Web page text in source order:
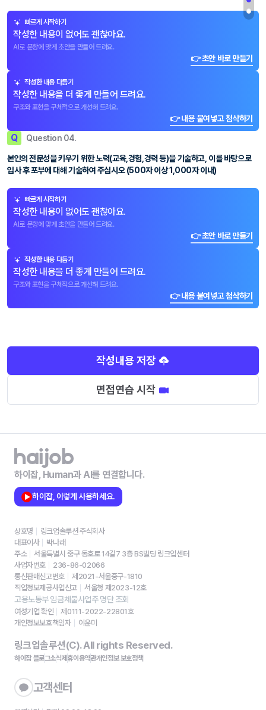
빠르게 시작하기
작성한 내용이 없어도 괜찮아요.
AI로 문항에 맞게 초안을 만들어 드려요.
👉 초안 바로 만들기
작성한 내용 다듬기
작성한 내용을 더 좋게 만들어 드려요.
구조와 표현을 구체적으로 개선해 드려요.
👉 내용 붙여넣고 첨삭하기
Q Question 04.
본인의 전문성을 키우기 위한 노력(교육,경험,경력 등)을 기술하고, 이를 바탕으로
입사 후 포부에 대해 기술하여 주십시오 (500자 이상 1,000자 이내)
빠르게 시작하기
작성한 내용이 없어도 괜찮아요.
AI로 문항에 맞게 초안을 만들어 드려요.
👉 초안 바로 만들기
작성한 내용 다듬기
작성한 내용을 더 좋게 만들어 드려요.
구조와 표현을 구체적으로 개선해 드려요.
👉 내용 붙여넣고 첨삭하기
작성내용 저장
면접연습 시작
하이잡, Human과 AI를 연결합니다.
하이잡, 이렇게 사용하세요.
상호명
링크업솔루션 주식회사
대표이사
박나래
주소
서울특별시 중구 동호로 14길7 3층 BS빌딩 링크업센터
사업자번호
236-86-02066
통신판매신고번호
제2021-서울중구-1810
직업정보제공사업신고
서울청 제2023-12호
고용노동부 임금체불사업주 명단 조회
여성기업 확인
제0111-2022-22801호
개인정보보호책임자
이윤미
링크업솔루션(C). All rights Reserved.
하이잡 블로그소식제휴이용약관개인정보 보호정책
고객센터